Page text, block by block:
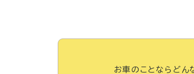
お車のことならどん